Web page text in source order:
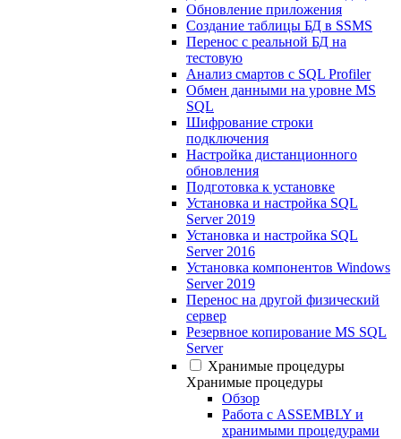
Обновление приложения
Создание таблицы БД в SSMS
Перенос с реальной БД на
тестовую
Анализ смартов с SQL Profiler
Обмен данными на уровне MS
SQL
Шифрование строки
подключения
Настройка дистанционного
обновления
Подготовка к установке
Установка и настройка SQL
Server 2019
Установка и настройка SQL
Server 2016
Установка компонентов Windows
Server 2019
Перенос на другой физический
сервер
Резервное копирование MS SQL
Server
Хранимые процедуры
Хранимые процедуры
Обзор
Работа с ASSEMBLY и
хранимыми процедурами